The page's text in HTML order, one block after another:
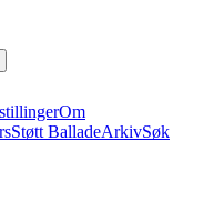
Om
Støtt BalladeArkivSøk